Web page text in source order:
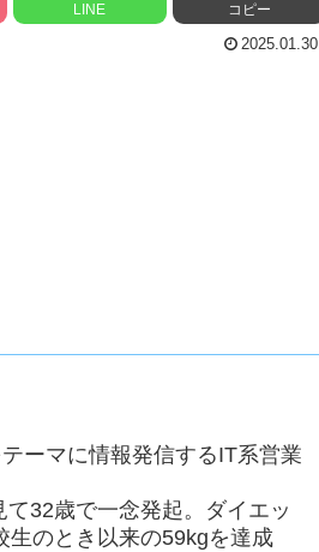
LINE コピー
2025.01.30
ーマに情報発信するIT系営業
32歳で一念発起。ダイエッ
生のとき以来の59kgを達成